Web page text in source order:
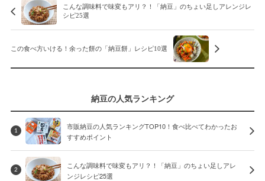
こんな調味料で味変もアリ？！「納豆」のちょい足しアレンジレ
シピ25選
この食べ方いける！余った餅の「納豆餅」レシピ10選
納豆の人気ランキング
1
市販納豆の人気ランキングTOP10！食べ比べてわかったお
すすめポイント
2
こんな調味料で味変もアリ？！「納豆」のちょい足しアレ
ンジレシピ25選